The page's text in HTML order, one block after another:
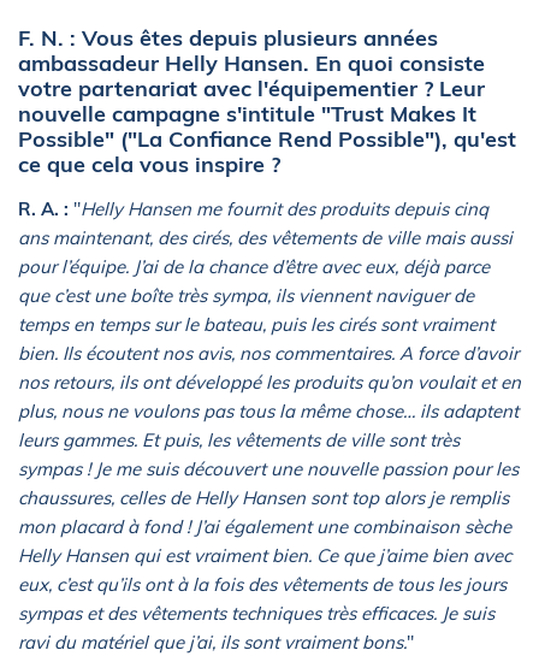
F. N. : Vous êtes depuis plusieurs années
ambassadeur Helly Hansen. En quoi consiste
votre partenariat avec l'équipementier ? Leur
nouvelle campagne s'intitule "Trust Makes It
Possible" ("La Confiance Rend Possible"), qu'est
ce que cela vous inspire ?
R. A. : "Helly Hansen me fournit des produits depuis cinq
ans maintenant, des cirés, des vêtements de ville mais aussi
pour l’équipe. J’ai de la chance d’être avec eux, déjà parce
que c’est une boîte très sympa, ils viennent naviguer de
temps en temps sur le bateau, puis les cirés sont vraiment
bien. Ils écoutent nos avis, nos commentaires. A force d’avoir
nos retours, ils ont développé les produits qu’on voulait et en
plus, nous ne voulons pas tous la même chose… ils adaptent
leurs gammes. Et puis, les vêtements de ville sont très
sympas ! Je me suis découvert une nouvelle passion pour les
chaussures, celles de Helly Hansen sont top alors je remplis
mon placard à fond ! J’ai également une combinaison sèche
Helly Hansen qui est vraiment bien. Ce que j’aime bien avec
eux, c’est qu’ils ont à la fois des vêtements de tous les jours
sympas et des vêtements techniques très efficaces. Je suis
ravi du matériel que j’ai, ils sont vraiment bons."